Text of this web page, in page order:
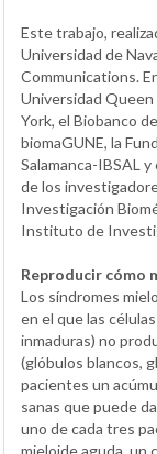
Este trabajo,
Universidad de
Communications.
Universidad Queen
York, el Biobanco
biomaGUNE, la
Salamanca-IBSAL
de los
Investigación
Instituto de
Reproducir cómo
Los síndromes
en el que las
inmaduras) no
(glóbulos blancos,
pacientes un
sanas que puede
uno de cada tres